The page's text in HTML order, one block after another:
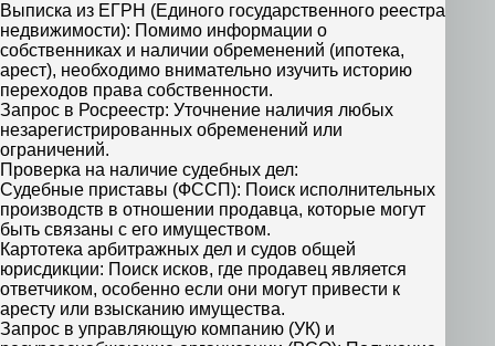
Выписка из ЕГРН (Единого государственного реестра
недвижимости): Помимо информации о
собственниках и наличии обременений (ипотека,
арест), необходимо внимательно изучить историю
переходов права собственности.
Запрос в Росреестр: Уточнение наличия любых
незарегистрированных обременений или
ограничений.
Проверка на наличие судебных дел:
Судебные приставы (ФССП): Поиск исполнительных
производств в отношении продавца, которые могут
быть связаны с его имуществом.
Картотека арбитражных дел и судов общей
юрисдикции: Поиск исков, где продавец является
ответчиком, особенно если они могут привести к
аресту или взысканию имущества.
Запрос в управляющую компанию (УК) и